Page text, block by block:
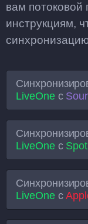
вам
инструкциям,
LiveOneс
LiveOneс
LiveOneс